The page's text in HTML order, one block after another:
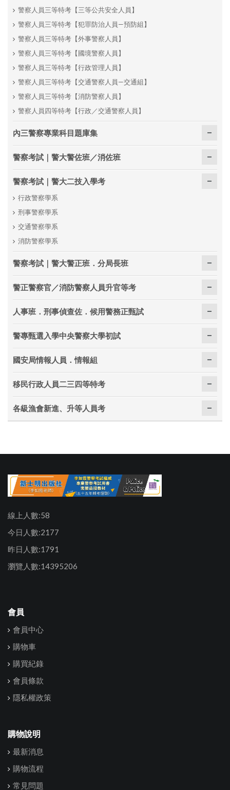
警察人員三等特考【三等公共安全人員】
警察人員三等特考【犯罪防治人員—預防組】
警察人員三等特考【外事警察人員】
警察人員三等特考【國境警察人員】
警察人員三等特考【行政管理人員】
警察人員三等特考【交通警察人員—交通組】
警察人員三等特考【消防警察人員】
警察人員四等特考【行政／交通警察人員】
內三警察專業科目題庫集
警察考試｜警大警佐班／消佐班
警察考試｜警大二技入學考
行政警察學系
刑事警察學系
交通警察學系
消防警察學系
警察考試｜警大警正班．分局長班
警正警察官／消防警察人員升官等考
人事班．刑事偵查佐．候用警務正甄試
警專甄選入學中央警察大學初試
國安局情報人員．情報組
移民行政人員二三四等特考
各級漁會新進、升等人員考
線上人數:58
今日人數:2177
昨日人數:1791
瀏覽人數:14395206
會員
會員中心
購物車
購買紀錄
會員條款
隱私權政策
購物說明
最新消息
購物流程
常見問題